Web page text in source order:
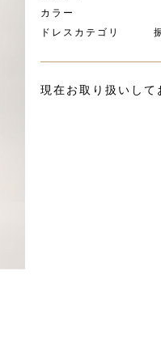
カラー
ドレスカテゴリ
現在お取り扱いして